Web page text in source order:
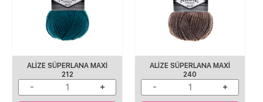
ALİZE SÜPERLANA MAXİ
212
ALİZE SÜPERLANA MAXİ
240